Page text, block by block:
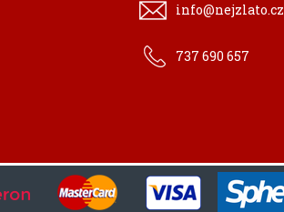
info@nejzlato.cz
737 690 657